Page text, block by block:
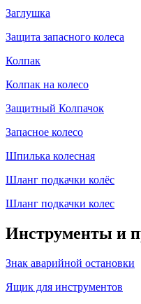
Заглушка
Защита запасного колеса
Колпак
Колпак на колесо
Защитный Колпачок
Запасное колесо
Шпилька колесная
Шланг подкачки колёс
Шланг подкачки колес
Инструменты и
Знак аварийной остановки
Ящик для инструментов